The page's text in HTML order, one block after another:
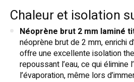
Chaleur et isolation
Néoprène brut 2 mm laminé
néoprène brut de 2 mm, enrichi
offre une excellente isolation
repoussant l’eau, ce qui
l’évaporation, même lors